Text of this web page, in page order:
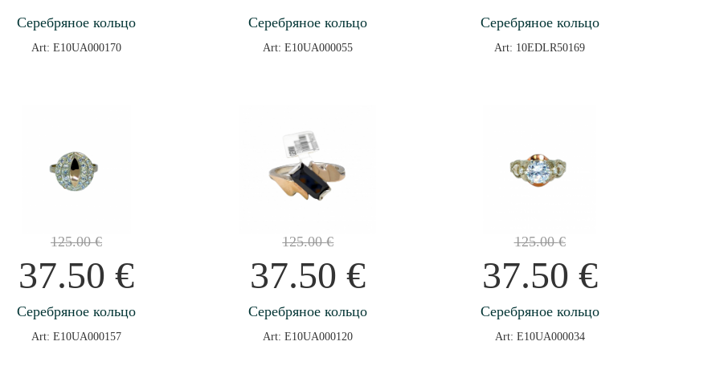
Серебряное кольцо
Art: E10UA000170
Серебряное кольцо
Art: E10UA000055
Серебряное кольцо
Art: 10EDLR50169
125.00€
37.50€
Серебряное кольцо
Art: E10UA000157
125.00€
37.50€
Серебряное кольцо
Art: E10UA000120
125.00€
37.50 €
Серебряное кольцо
Art: E10UA000034